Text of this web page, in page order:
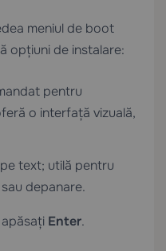
meniul de boot
opțiuni de instalare:
pentru
o interfață vizuală,
text; utilă pentru
depanare.
apăsați Enter.